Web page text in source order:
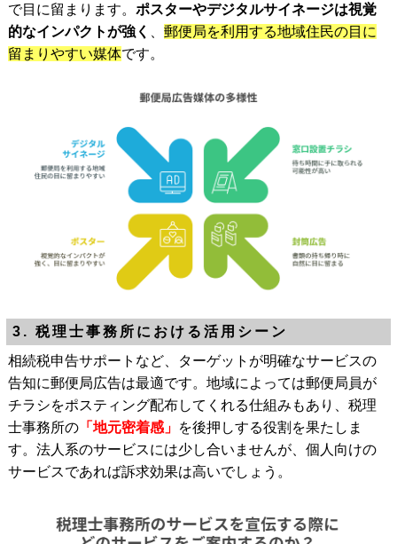
で目に留まります。 ポスターやデジタルサイネージは視覚
的なインパクトが強く
郵便局を利用する地域住民の目に
留まりやすい媒体です。
3. 税理士事務所における活用シーン
相続税申告サポートなど、ターゲットが明確なサービスの
告知に郵便局広告は最適です。地域によっては郵便局員が
チラシをポスティング配布してくれる仕組みもあり、税理
士事務所の「地元密着感」 を後押しする役割を果たしま
す。法人系のサービスには少し合いませんが、個人向けの
サービスであれば訴求効果は高いでしょう。